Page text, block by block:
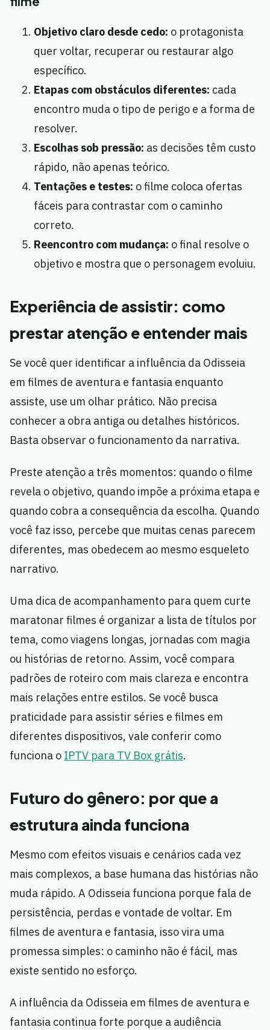
Objetivo claro desde cedo: o protagonista
quer voltar, recuperar ou restaurar algo
específico.
Etapas com obstáculos diferentes: cada
encontro muda o tipo de perigo e a forma de
resolver.
Escolhas sob pressão: as decisões têm custo
rápido, não apenas teórico.
Tentações e testes: o filme coloca ofertas
fáceis para contrastar com o caminho
correto.
Reencontro com mudança: o final resolve o
objetivo e mostra que o personagem evoluiu.
Experiência de assistir: como
prestar atenção e entender mais
Se você quer identificar a influência da Odisseia
em filmes de aventura e fantasia enquanto
assiste, use um olhar prático. Não precisa
conhecer a obra antiga ou detalhes históricos.
Basta observar o funcionamento da narrativa.
Preste atenção a três momentos: quando o filme
revela o objetivo, quando impõe a próxima etapa e
quando cobra a consequência da escolha. Quando
você faz isso, percebe que muitas cenas parecem
diferentes, mas obedecem ao mesmo esqueleto
narrativo.
Uma dica de acompanhamento para quem curte
maratonar filmes é organizar a lista de títulos por
tema, como viagens longas, jornadas com magia
ou histórias de retorno. Assim, você compara
padrões de roteiro com mais clareza e encontra
mais relações entre estilos. Se você busca
praticidade para assistir séries e filmes em
diferentes dispositivos, vale conferir como
funciona o IPTV para TV Box grátis.
Futuro do gênero: por que a
estrutura ainda funciona
Mesmo com efeitos visuais e cenários cada vez
mais complexos, a base humana das histórias não
muda rápido. A Odisseia funciona porque fala de
persistência, perdas e vontade de voltar. Em
filmes de aventura e fantasia, isso vira uma
promessa simples: o caminho não é fácil, mas
existe sentido no esforço.
A influência da Odisseia em filmes de aventura e
fantasia continua forte porque a audiência